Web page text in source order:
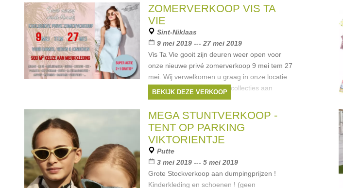
:
Merken:
Bellerose
ZOMERVERKOOP VIS TA
VIE
Sint-Niklaas
9 mei 2019 --- 27 mei 2019
Vis Ta Vie gooit zijn deuren weer open voor
onze nieuwe privé zomerverkoop 9 mei tem 27
mei. Wij verwelkomen u graag in onze locatie
te Sint-niklaas met nieuwe collecties aan
verminderde prijzen. Onze
Merken:Ralph Lauren,Guess ,Armani
Liu Jo,Hugo Boss, ...
BEKIJK DEZE VERKOOP
MEGA STUNTVERKOOP -
TENT OP PARKING
VIKTORIENTJE
Putte
3 mei 2019 --- 5 mei 2019
Grote Stockverkoop aan dumpingprijzen !
Kinderkleding en schoenen ! (geen